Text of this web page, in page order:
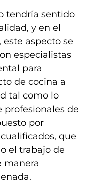
tendría sentido
y en el
aspecto se
especialistas
para
de cocina a
tal como lo
profesionales de
por
que
el trabajo de
manera